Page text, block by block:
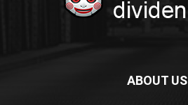
ABOUT US